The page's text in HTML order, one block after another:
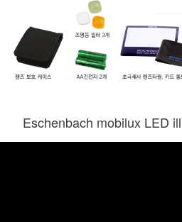
Eschenbach mobilux LED